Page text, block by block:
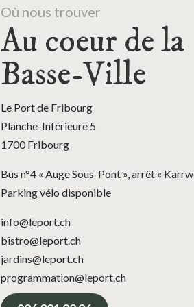
Où nous trouver
Au coeur de la
Basse-Ville
Le Port de Fribourg
Planche-Inférieure 5
1700 Fribourg
Bus n°4 « Auge Sous-Pont », arrêt «
Parking vélo disponible
info@leport.ch
bistro@leport.ch
jardins@leport.ch
programmation@leport.ch